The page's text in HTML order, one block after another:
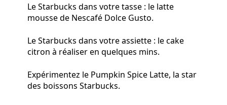
Le Starbucks dans votre tasse : le latte
mousse de Nescafé Dolce Gusto.
Le Starbucks dans votre assiette : le cake
citron à réaliser en quelques mins.
Expérimentez le Pumpkin Spice Latte, la star
des boissons Starbucks.